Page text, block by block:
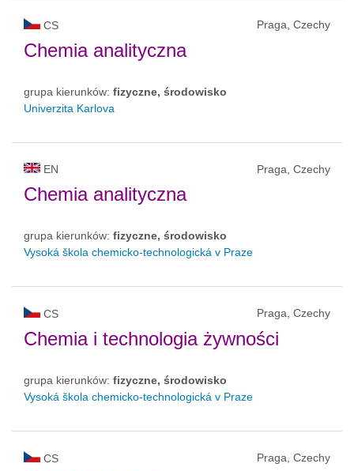
CS Praga, Czechy
Chemia analityczna
grupa kierunków: fizyczne, środowisko
Univerzita Karlova
EN Praga, Czechy
Chemia analityczna
grupa kierunków: fizyczne, środowisko
Vysoká škola chemicko-technologická v Praze
CS Praga, Czechy
Chemia i technologia żywności
grupa kierunków: fizyczne, środowisko
Vysoká škola chemicko-technologická v Praze
CS Praga, Czechy